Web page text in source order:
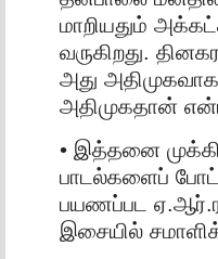
மாறியதும்
வருகிறது.
அது
அதிமுகதான்
• இத்தனை
பாடல்களைப்
பயணப்பட
இசையில்